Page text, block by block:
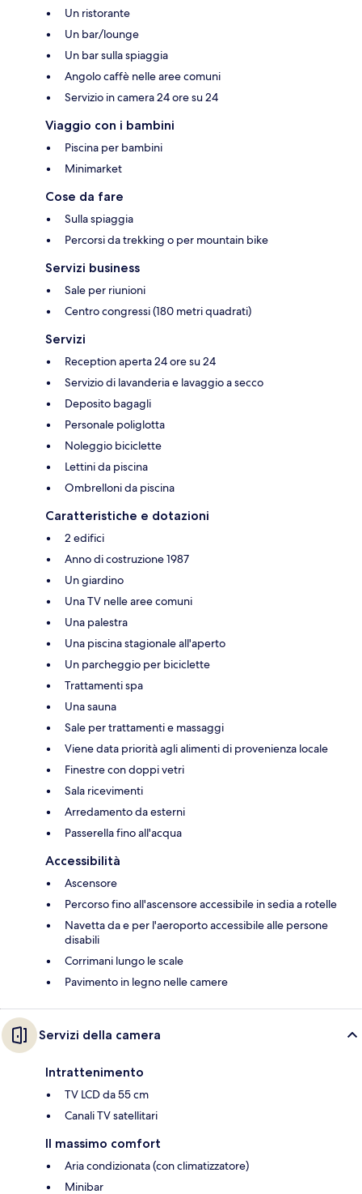
Un ristorante
Un bar/lounge
Un bar sulla spiaggia
Angolo caffè nelle aree comuni
Servizio in camera 24 ore su 24
Viaggio con i bambini
Piscina per bambini
Minimarket
Cose da fare
Sulla spiaggia
Percorsi da trekking o per mountain bike
Servizi business
Sale per riunioni
Centro congressi (180 metri quadrati)
Servizi
Reception aperta 24 ore su 24
Servizio di lavanderia e lavaggio a secco
Deposito bagagli
Personale poliglotta
Noleggio biciclette
Lettini da piscina
Ombrelloni da piscina
Caratteristiche e dotazioni
2 edifici
Anno di costruzione 1987
Un giardino
Una TV nelle aree comuni
Una palestra
Una piscina stagionale all'aperto
Un parcheggio per biciclette
Trattamenti spa
Una sauna
Sale per trattamenti e massaggi
Viene data priorità agli alimenti di provenienza locale
Finestre con doppi vetri
Sala ricevimenti
Arredamento da esterni
Passerella fino all'acqua
Accessibilità
Ascensore
Percorso fino all'ascensore accessibile in sedia a rotelle
Navetta da e per l'aeroporto accessibile alle persone
disabili
Corrimani lungo le scale
Pavimento in legno nelle camere
Servizi della camera
Intrattenimento
TV LCD da 55 cm
Canali TV satellitari
Il massimo comfort
Aria condizionata (con climatizzatore)
Minibar